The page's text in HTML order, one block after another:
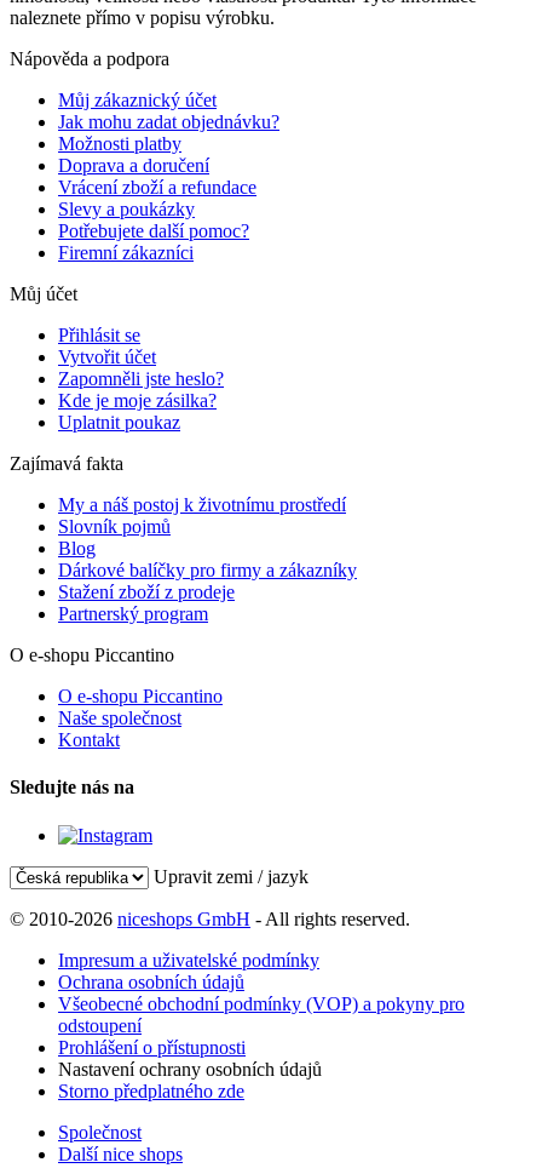
naleznete přímo v popisu výrobku.
Nápověda a podpora
Můj zákaznický účet
Jak mohu zadat objednávku?
Možnosti platby
Doprava a doručení
Vrácení zboží a refundace
Slevy a poukázky
Potřebujete další pomoc?
Firemní zákazníci
Můj účet
Přihlásit se
Vytvořit účet
Zapomněli jste heslo?
Kde je moje zásilka?
Uplatnit poukaz
Zajímavá fakta
My a náš postoj k životnímu prostředí
Slovník pojmů
Blog
Dárkové balíčky pro firmy a zákazníky
Stažení zboží z prodeje
Partnerský program
O e-shopu Piccantino
O e-shopu Piccantino
Naše společnost
Kontakt
Sledujte nás na
Upravit zemi / jazyk
© 2010-2026 niceshops GmbH - All rights reserved.
Impresum a uživatelské podmínky
Ochrana osobních údajů
Všeobecné obchodní podmínky (VOP) a pokyny pro
odstoupení
Prohlášení o přístupnosti
Nastavení ochrany osobních údajů
Storno předplatného zde
Společnost
Další nice shops